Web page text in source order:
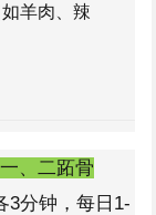
羊肉、辣
肝胆经在子时
一、二跖骨
3分钟，每日1-